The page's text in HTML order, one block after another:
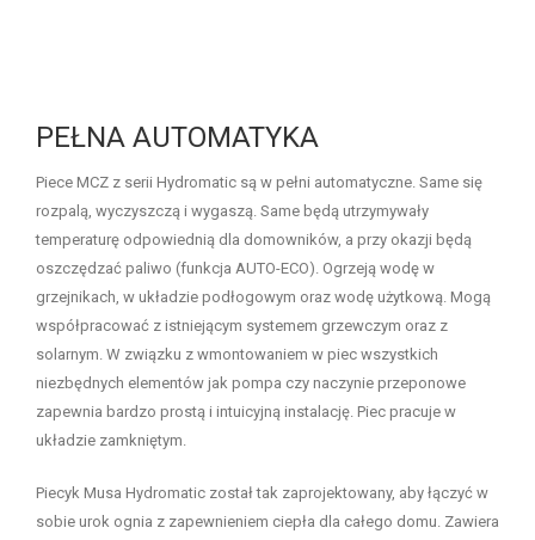
PEŁNA AUTOMATYKA
Piece MCZ z serii Hydromatic są w pełni automatyczne. Same się
rozpalą, wyczyszczą i wygaszą. Same będą utrzymywały
temperaturę odpowiednią dla domowników, a przy okazji będą
oszczędzać paliwo (funkcja AUTO-ECO). Ogrzeją wodę w
grzejnikach, w układzie podłogowym oraz wodę użytkową. Mogą
współpracować z istniejącym systemem grzewczym oraz z
solarnym. W związku z wmontowaniem w piec wszystkich
niezbędnych elementów jak pompa czy naczynie przeponowe
zapewnia bardzo prostą i intuicyjną instalację. Piec pracuje w
układzie zamkniętym.
Piecyk Musa Hydromatic został tak zaprojektowany, aby łączyć w
sobie urok ognia z zapewnieniem ciepła dla całego domu. Zawiera